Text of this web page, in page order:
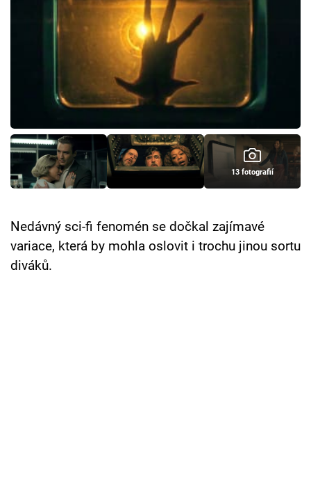
Seriály
Cool Esport
Pořady
TV Program
Přihlášení
13 fotografií
Nedávný sci-fi fenomén se dočkal zajímavé
variace, která by mohla oslovit i trochu jinou sortu
diváků.